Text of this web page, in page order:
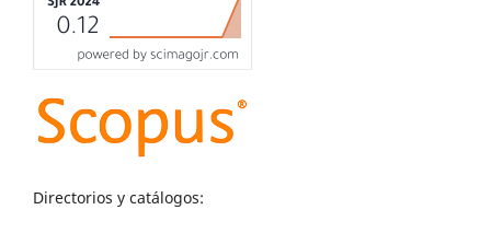
Directorios y catálogos: